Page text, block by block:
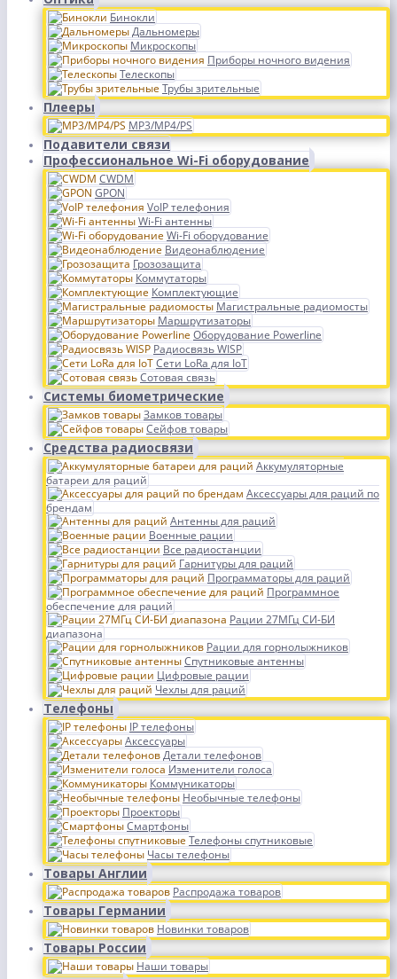
Бинокли
Дальномеры
Микроскопы
Приборы ночного видения
Телескопы
Трубы зрительные
Плееры
MP3/MP4/PS
Подавители связи
Профессиональное Wi-Fi оборудование
CWDM
GPON
VoIP телефония
Wi-Fi антенны
Wi-Fi оборудование
Видеонаблюдение
Грозозащита
Коммутаторы
Комплектующие
Магистральные радиомосты
Маршрутизаторы
Оборудование Powerline
Радиосвязь WISP
Сети LoRa для IoT
Сотовая связь
Системы биометрические
Замков товары
Сейфов товары
Средства радиосвязи
Аккумуляторные
батареи для раций
Аксессуары для раций по
брендам
Антенны для раций
Военные рации
Все радиостанции
Гарнитуры для раций
Программаторы для раций
Программное
обеспечение для раций
Рации 27МГц СИ-БИ
диапазона
Рации для горнолыжников
Спутниковые антенны
Цифровые рации
Чехлы для раций
Телефоны
IP телефоны
Аксессуары
Детали телефонов
Изменители голоса
Коммуникаторы
Необычные телефоны
Проекторы
Смартфоны
Телефоны спутниковые
Часы телефоны
Товары Англии
Распродажа товаров
Товары Германии
Новинки товаров
Товары России
Наши товары